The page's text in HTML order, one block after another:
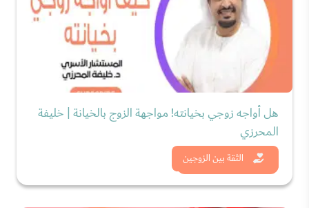
الثقة بين الزوجين
هل أواجه زوجي بخيانته! مواجهة الزوج بالخيانة | خليفة
المحرزي
شاهد الان